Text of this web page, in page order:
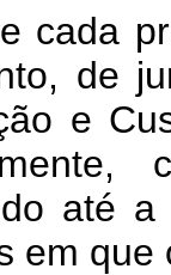
de
e
até
em